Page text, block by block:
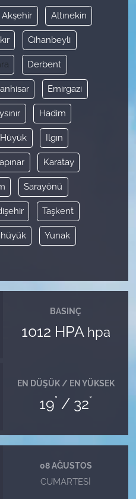
Akşehir Altınekin
Cihanbeyli
Derbent
Emirgazi
Hadim
Hüyük Ilgın
Karatay
Sarayönü
Taşkent
Yunak
BASINÇ
1012 HPA hpa
EN DÜŞÜK / EN YÜKSEK
19° / 32°
08 AĞUSTOS
CUMARTESI